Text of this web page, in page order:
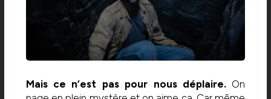
Mais ce n’est pas pour nous déplaire.On